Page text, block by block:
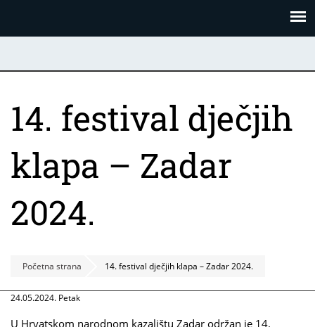
14. festival dječjih
klapa – Zadar
2024.
Početna strana 14. festival dječjih klapa – Zadar 2024.
24.05.2024. Petak
U Hrvatskom narodnom kazalištu Zadar održan je 14.